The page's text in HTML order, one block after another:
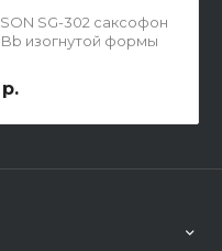
SG-302 саксофон
изогнутой формы